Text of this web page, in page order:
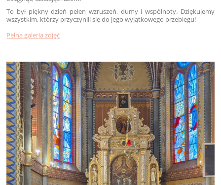
To był piękny dzień pełen wzruszeń, dumy i wspólnoty. Dziękujemy
wszystkim, którzy przyczynili się do jego wyjątkowego przebiegu!
Pełna galeria zdjęć